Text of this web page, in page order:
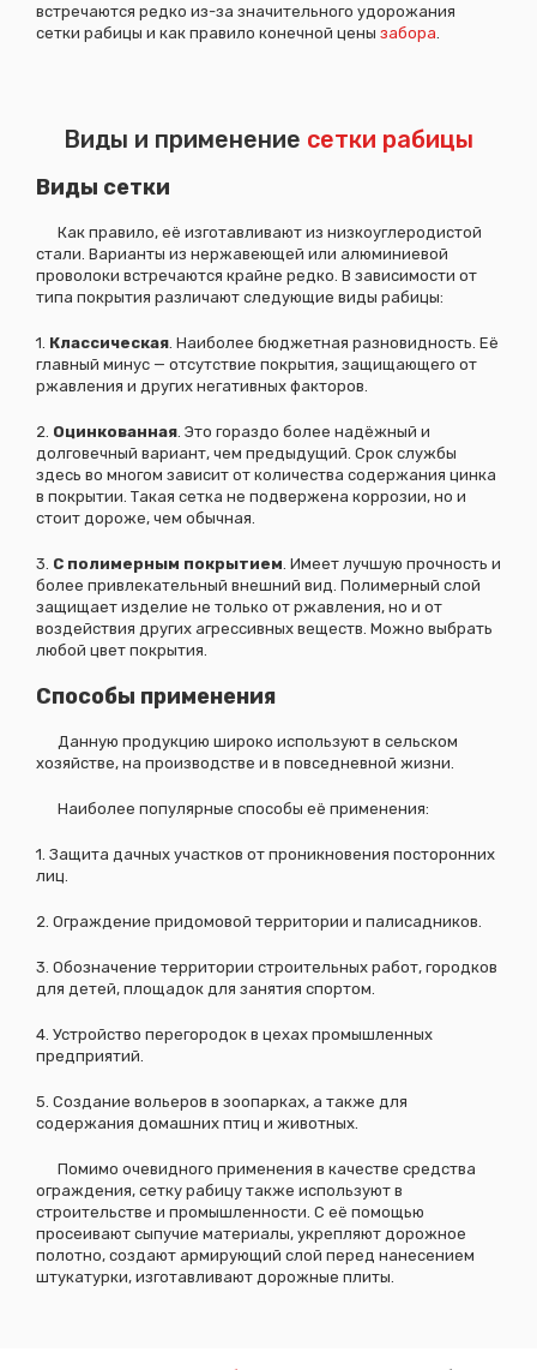
встречаются редко из-за значительного удорожания
сетки рабицы и как правило конечной цены забора
Виды и применение сетки рабицы
Виды сетки
Как правило, её изготавливают из низкоуглеродистой
стали. Варианты из нержавеющей или алюминиевой
проволоки встречаются крайне редко. В зависимости от
типа покрытия различают следующие виды рабицы:
1. Классическая . Наиболее бюджетная разновидность. Её
главный минус — отсутствие покрытия, защищающего от
ржавления и других негативных факторов.
2. Оцинкованная . Это гораздо более надёжный и
долговечный вариант, чем предыдущий. Срок службы
здесь во многом зависит от количества содержания цинка
в покрытии. Такая сетка не подвержена коррозии, но и
стоит дороже, чем обычная.
3. С полимерным покрытием . Имеет лучшую прочность и
более привлекательный внешний вид. Полимерный слой
защищает изделие не только от ржавления, но и от
воздействия других агрессивных веществ. Можно выбрать
любой цвет покрытия.
Способы применения
Данную продукцию широко используют в сельском
хозяйстве, на производстве и в повседневной жизни.
Наиболее популярные способы её применения:
1. Защита дачных участков от проникновения посторонних
лиц.
2. Ограждение придомовой территории и палисадников.
3. Обозначение территории строительных работ, городков
для детей, площадок для занятия спортом.
4. Устройство перегородок в цехах промышленных
предприятий.
5. Создание вольеров в зоопарках, а также для
содержания домашних птиц и животных.
Помимо очевидного применения в качестве средства
ограждения, сетку рабицу также используют в
строительстве и промышленности. С её помощью
просеивают сыпучие материалы, укрепляют дорожное
полотно, создают армирующий слой перед нанесением
штукатурки, изготавливают дорожные плиты.